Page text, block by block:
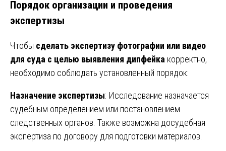
Порядок организации и проведения
экспертизы
Чтобы сделать экспертизу фотографии или видео
для суда с целью выявления дипфейка корректно,
необходимо соблюдать установленный порядок:
Назначение экспертизы: Исследование назначается
судебным определением или постановлением
следственных органов. Также возможна досудебная
экспертиза по договору для подготовки материалов.